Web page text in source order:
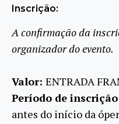
Inscrição:
A confirmação da
organizador do evento.
Valor: ENTRADA
Período de
antes do início da